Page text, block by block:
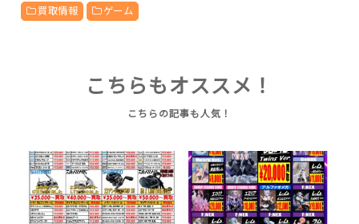
買取情報 ゲーム
こちらもオススメ！